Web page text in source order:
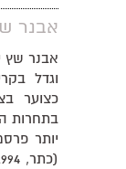
אבנר
וגדל
בתחרות
יותר
(כתר, 1994),